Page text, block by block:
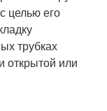
целью его
трубках
открытой или